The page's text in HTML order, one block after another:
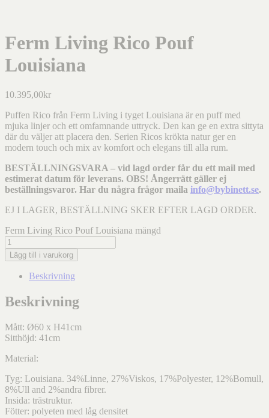
Ferm Living Rico Pouf
Louisiana
10.395,00kr
Puffen Rico från Ferm Living i tyget Louisiana är en puff med
mjuka linjer och ett omfamnande uttryck. Den kan ge en extra sittyta
där du väljer att placera den. Serien Ricos krökta natur ger en
modern touch och mix av komfort och elegans till alla rum.
BESTÄLLNINGSVARA – vid lagd order får du ett mail med
estimerat datum för leverans. OBS! Ångerrätt gäller ej
beställningsvaror. Har du några frågor maila info@bybinett.se.
EJ I LAGER, BESTÄLLNING SKER EFTER LAGD ORDER.
Ferm Living Rico Pouf Louisiana mängd
Lägg till i varukorg
Beskrivning
Beskrivning
Mått: Ø60 x H41cm
Sitthöjd: 41cm
Material:
Tyg: Louisiana. 34%Linne, 27%Viskos, 17%Polyester, 12%Bomull,
8%Ull and 2%andra fibrer.
Insida: trästruktur.
Fötter: polyeten med låg densitet